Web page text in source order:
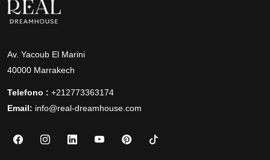
Av. Yacoub El Marini
40000 Marrakech
Telefono : +212773363174
Email: info@real-dreamhouse.com